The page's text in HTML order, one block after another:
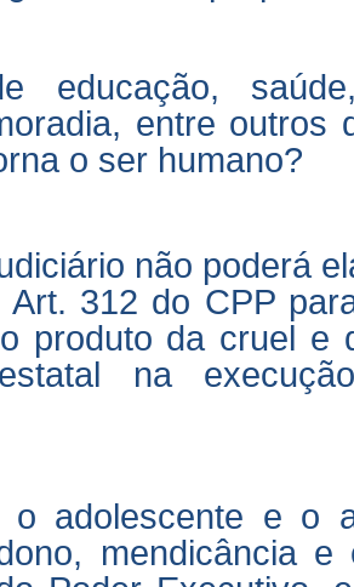
educação,
entre outros
o ser humano?
não poderá
Art. 312 do CPP
produto da cruel e
na
o adolescente e o
mendicância